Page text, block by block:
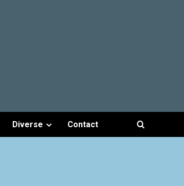
Diverse Contact